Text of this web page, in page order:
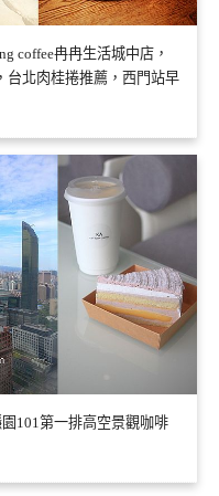
coffee冉冉生活城中店，
台北肉桂捲推薦，西門站早
園101第一排高空景觀咖啡